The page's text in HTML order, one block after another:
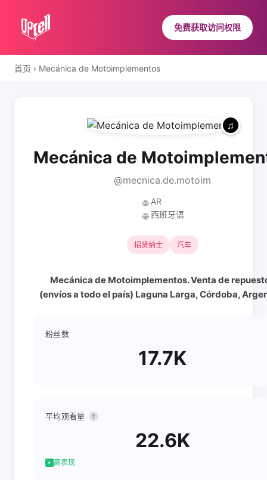
免费获取访问权限
首页 › Mecánica de Motoimplementos
Mecánica de
@mecnica.de.motoim
🌐 AR
🌐 西班牙语
招贤纳士 汽车
Mecánica de Motoimplementos. Venta de
(envíos a todo el país) Laguna Larga, Córdoba,
粉丝数
17.7K
平均观看量 ?
22.6K
高表现